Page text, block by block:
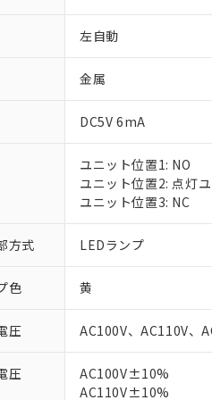
左自動
金属
DC5V 6mA
ユニット位置1: NO
ユニット位置2: 点灯
ユニット位置3: NC
方式 LEDランプ
色 黄
圧 AC100V、AC110V、
圧
AC100V±10%
AC110V±10%
※1 対応状況